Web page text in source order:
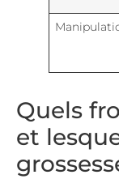
Quels
et